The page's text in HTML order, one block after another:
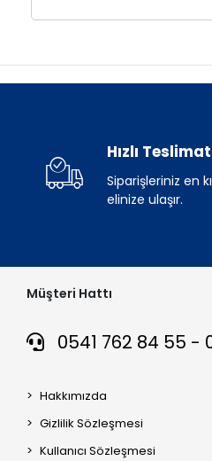
Hızlı Teslimat
Siparişleriniz en
elinize ulaşır.
Müşteri Hattı
0541 762 84 55 -
Hakkımızda
Gizlilik Sözleşmesi
Kullanıcı Sözleşmesi